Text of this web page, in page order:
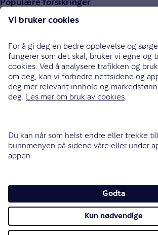
Populære forsikringer
Bilforsikring
Innboforsikring
Husforsikring
Livsforsikring
Barneforsikring
Alle forsikringer
915 03 100
LinkedIn
Facebook
Personvern og sikkerhet
Vilkår for bruk av nettsidene
Tilgjengelighetserklæring
Sammenlign prisene våre med andre selskaper på